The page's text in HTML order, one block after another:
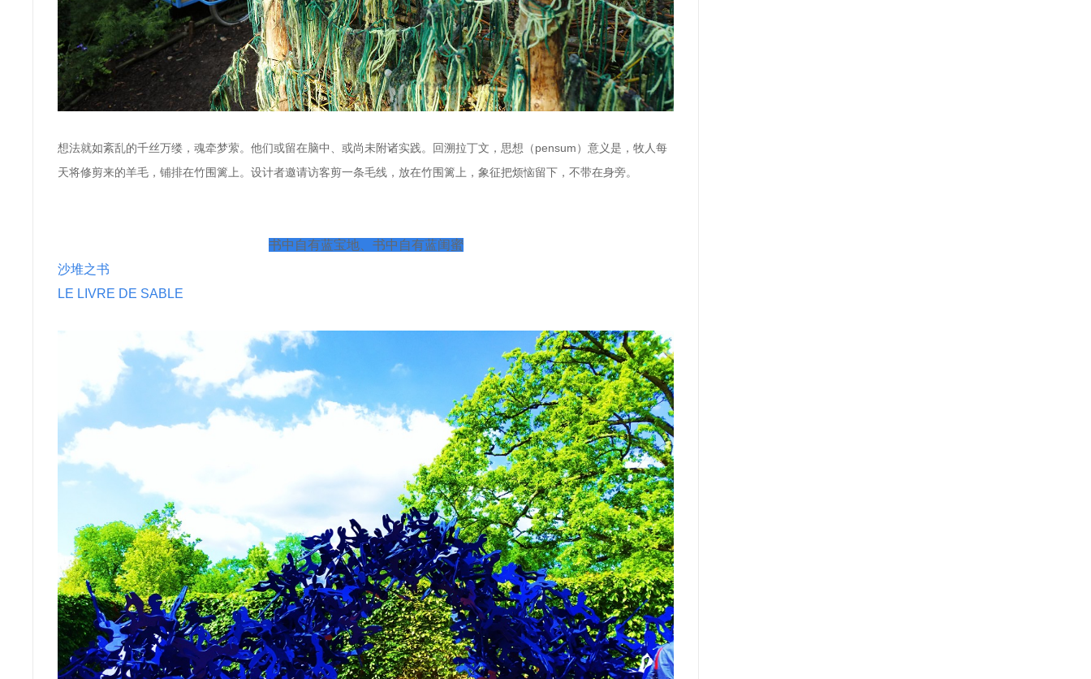
想法就如紊乱的千丝万缕，魂牵梦萦。他们或留在脑中、或尚未附诸实践。回溯拉丁文，思想（pensum）意义是，牧人每
天将修剪来的羊毛，铺排在竹围篱上。设计者邀请访客剪一条毛线，放在竹围篱上，象征把烦恼留下 ，不带在身旁。
书中自有蓝宝地、书中自有蓝闺蜜
沙堆之书
LE LIVRE DE SABLE